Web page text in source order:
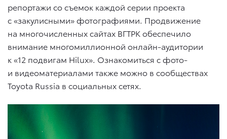
репортажи со съемок каждой серии проекта
с «закулисными» фотографиями. Продвижение
на многочисленных сайтах ВГТРК обеспечило
внимание многомиллионной онлайн-аудитории
к «12 подвигам Hilux». Ознакомиться с фото-
и видеоматериалами также можно в сообществах
Toyota Russia в социальных сетях.